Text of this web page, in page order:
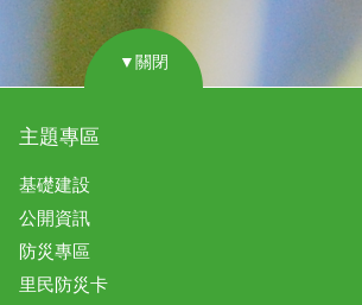
▼關閉
主題專區
基礎建設
公開資訊
防災專區
里民防災卡